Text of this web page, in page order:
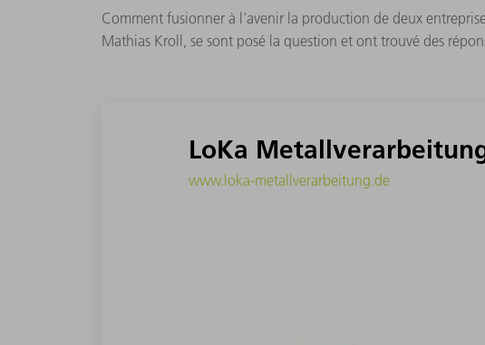
Comment fusionner à l'avenir la production de deux
Mathias Kroll, se sont posé la question et ont trouvé des
LoKa
www.loka-metallverarbeitung.de